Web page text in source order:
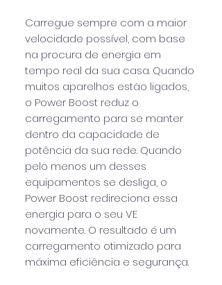
Carregue sempre com a maior
velocidade possível, com base
na procura de energia em
tempo real da sua casa. Quando
muitos aparelhos estão ligados,
o Power Boost reduz o
carregamento para se manter
dentro da capacidade de
potência da sua rede. Quando
pelo menos um desses
equipamentos se desliga, o
Power Boost redireciona essa
energia para o seu VE
novamente. O resultado é um
carregamento otimizado para
máxima eficiência e segurança.